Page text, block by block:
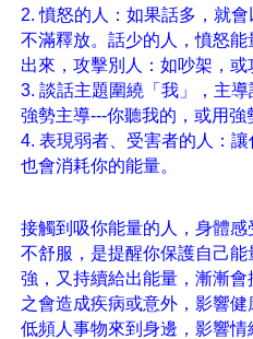
2. 憤怒的人：如果話多，就會
不滿釋放。話少的人，憤怒
出來，攻擊別人：如吵架，或
3. 談話主題圍繞「我」，主
強勢主導---你聽我的，或用強
4. 表現弱者、受害者的人：讓
也會消耗你的能量。
接觸到吸你能量的人，身體
不舒服，是提醒你保護自己
強，又持續給出能量，漸漸
之會造成疾病或意外，影響
低頻人事物來到身邊，影響